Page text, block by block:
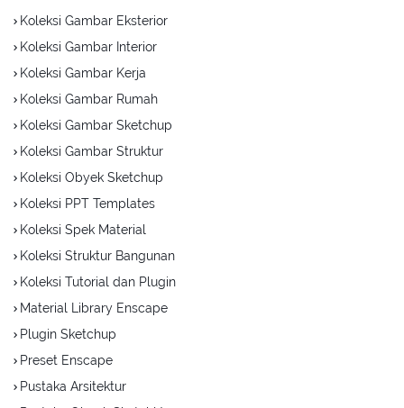
Koleksi Gambar Eksterior
Koleksi Gambar Interior
Koleksi Gambar Kerja
Koleksi Gambar Rumah
Koleksi Gambar Sketchup
Koleksi Gambar Struktur
Koleksi Obyek Sketchup
Koleksi PPT Templates
Koleksi Spek Material
Koleksi Struktur Bangunan
Koleksi Tutorial dan Plugin
Material Library Enscape
Plugin Sketchup
Preset Enscape
Pustaka Arsitektur